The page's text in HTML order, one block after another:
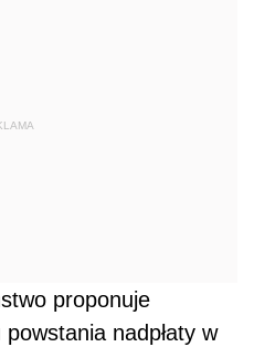
proponuje
nadpłaty w